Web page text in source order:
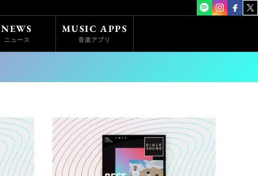
NEWS
ニュース
MUSIC APPS
音楽アプリ